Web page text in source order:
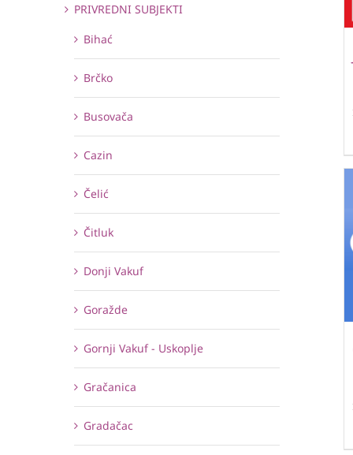
PRIVREDNI SUBJEKTI
Bihać
Brčko
Busovača
Cazin
Čelić
Čitluk
Donji Vakuf
Goražde
Gornji Vakuf - Uskoplje
Gračanica
Gradačac